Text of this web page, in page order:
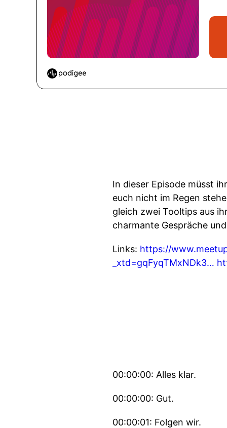
In dieser Episode müsst
euch nicht im Regen
gleich zwei Tooltips aus
charmante Gespräche
Links: https://
_xtd=gqFyqTMxNDk3…
00:00:00: Alles klar.
00:00:00: Gut.
00:00:01: Folgen wir.